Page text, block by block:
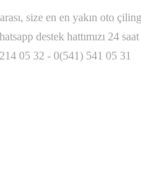
size en en yakın oto
destek hattımızı 24
05 32 - 0(541) 541 05 31